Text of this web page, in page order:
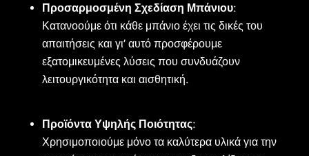
Προσαρμοσμένη Σχεδίαση Μπάνιου:
Κατανοούμε ότι κάθε μπάνιο έχει τις δικές του
απαιτήσεις και γι’ αυτό προσφέρουμε
εξατομικευμένες λύσεις που συνδυάζουν
λειτουργικότητα και αισθητική.
Προϊόντα Υψηλής Ποιότητας:
Χρησιμοποιούμε μόνο τα καλύτερα υλικά για την